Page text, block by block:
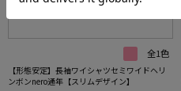
全1色
【形態安定】長袖ワイシャツセミワイドヘリ
ンボンnero通年【スリムデザイン】